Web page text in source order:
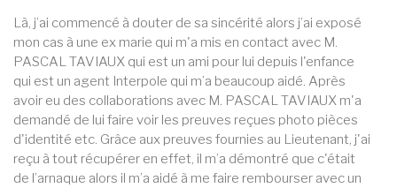
Là, j’ai commencé à douter de sa sincérité alors j’ai exposé
mon cas à une ex marie qui m'a mis en contact avec M.
PASCAL TAVIAUX qui est un ami pour lui depuis l'enfance
qui est un agent Interpole qui m’a beaucoup aidé. Après
avoir eu des collaborations avec M. PASCAL TAVIAUX m'a
demandé de lui faire voir les preuves reçues photo pièces
d'identité etc. Grâce aux preuves fournies au Lieutenant, j'ai
reçu à tout récupérer en effet, il m’a démontré que c'était
de l’arnaque alors il m’a aidé à me faire rembourser avec un